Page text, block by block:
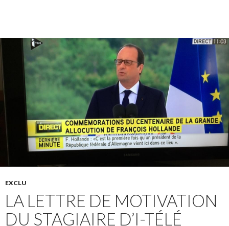
EXCLU
LA LETTRE DE MOTIVATION
DU STAGIAIRE D’I-TÉLÉ